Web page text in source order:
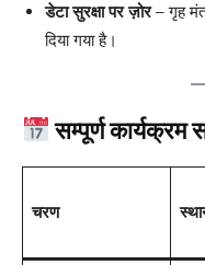
डेटा सुरक्षा पर ज़ोर– गृह
दिया गया है।
सम्पूर्ण कार्यक्रम
चरण